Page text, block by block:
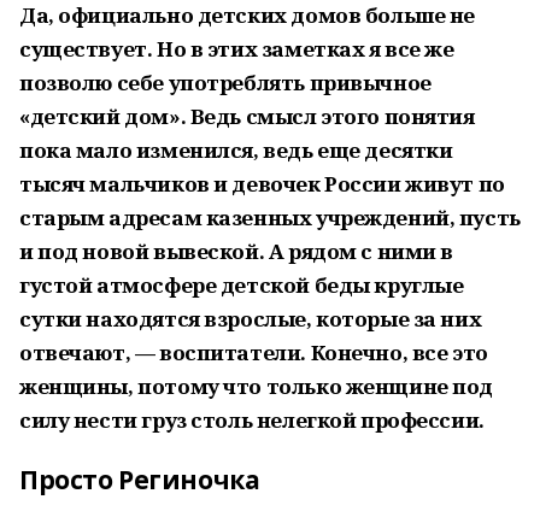
Да, официально детских домов больше не
существует. Но в этих заметках я все же
позволю себе употреблять привычное
«детский дом». Ведь смысл этого понятия
пока мало изменился, ведь еще десятки
тысяч мальчиков и девочек России живут по
старым адресам казенных учреждений, пусть
и под новой вывеской. А рядом с ними в
густой атмосфере детской беды круглые
сутки находятся взрослые, которые за них
отвечают, — воспитатели. Конечно, все это
женщины, потому что только женщине под
силу нести груз столь нелегкой профессии.
Просто Региночка